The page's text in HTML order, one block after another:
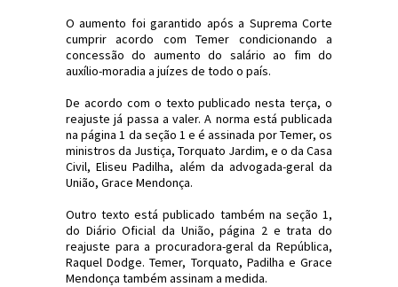
O aumento foi garantido após a Suprema Corte
cumprir acordo com Temer condicionando a
concessão do aumento do salário ao fim do
auxílio-moradia a juízes de todo o país.
De acordo com o texto publicado nesta terça, o
reajuste já passa a valer. A norma está publicada
na página 1 da seção 1 e é assinada por Temer, os
ministros da Justiça, Torquato Jardim, e o da Casa
Civil, Eliseu Padilha, além da advogada-geral da
União, Grace Mendonça.
Outro texto está publicado também na seção 1,
do Diário Oficial da União, página 2 e trata do
reajuste para a procuradora-geral da República,
Raquel Dodge. Temer, Torquato, Padilha e Grace
Mendonça também assinam a medida.